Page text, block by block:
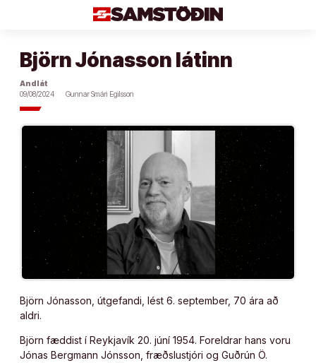
Björn Jónasson látinn
Andlát
09/08/2024
Gunnar Smári Egilsson
Björn Jónasson, útgefandi, lést 6. sept­em­ber, 70 ára að
aldri.
Björn fædd­ist í Reykjavík 20. júní 1954. For­eldr­ar hans voru
Jónas Bergmann Jónsson, fræðslustjóri og Guðrún Ö.